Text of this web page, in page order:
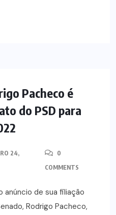
NOTÍCIAS
POLÍTICA
Pacheco é
do PSD para
24,
0
COMMENTS
anúncio de sua filiação
Rodrigo Pacheco,